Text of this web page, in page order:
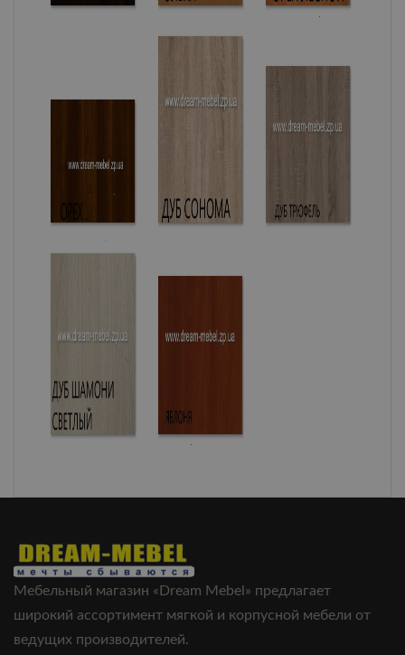
Мебельный магазин «Dream Mebel» предлагает
широкий ассортимент мягкой и корпусной мебели от
ведущих производителей.